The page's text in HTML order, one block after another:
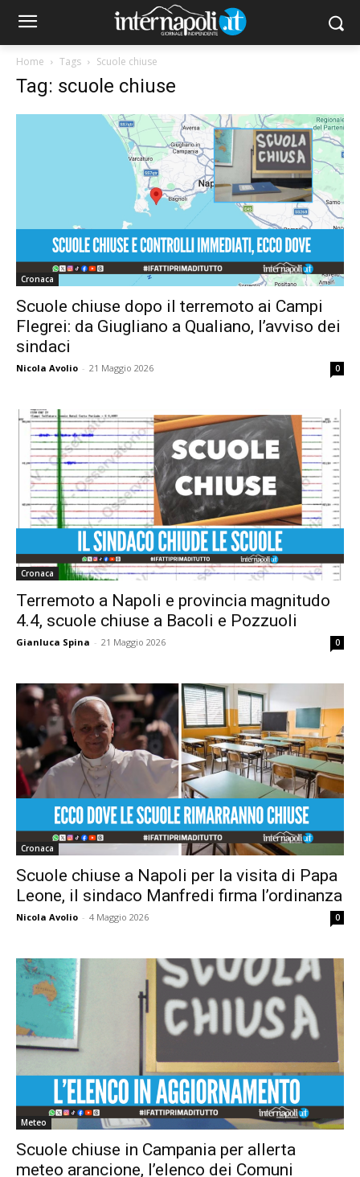
Home Tags Scuole chiuse
Tag: scuole chiuse
Cronaca
Scuole chiuse dopo il terremoto ai Campi
Flegrei: da Giugliano a Qualiano, l’avviso dei
sindaci
Nicola Avolio - 21 Maggio 2026 0
Cronaca
Terremoto a Napoli e provincia magnitudo
4.4, scuole chiuse a Bacoli e Pozzuoli
Gianluca Spina - 21 Maggio 2026 0
Cronaca
Scuole chiuse a Napoli per la visita di Papa
Leone, il sindaco Manfredi firma l’ordinanza
Nicola Avolio - 4 Maggio 2026 0
Meteo
Scuole chiuse in Campania per allerta
meteo arancione, l’elenco dei Comuni